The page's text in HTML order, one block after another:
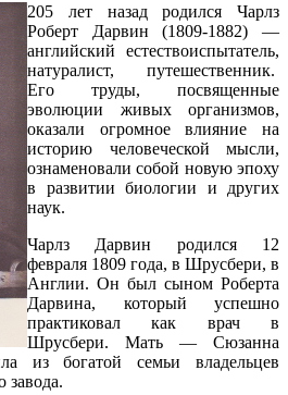
205 лет назад родился Чарлз
Роберт Дарвин (1809-1882) —
английский естествоиспытатель,
натуралист, путешественник.
Его труды, посвященные
эволюции живых организмов,
оказали огромное влияние на
историю человеческой мысли,
ознаменовали собой новую эпоху
в развитии биологии и других
наук.
Чарлз Дарвин родился 12
февраля 1809 года, в Шрусбери, в
Англии. Он был сыном Роберта
Дарвина, который успешно
практиковал как врач в
Шрусбери. Мать — Сюзанна
из богатой семьи владельцев
завода.